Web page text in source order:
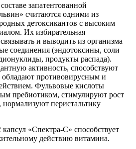
запатентованной
считаются одними из
детоксикантов с высоким
Их избирательная
и выводить из организма
соединения (эндотоксины, соли
продукты распада).
активность, способствуют
обладают противовирусным и
Фульвовые кислоты
пребиотиком, стимулируют рост
перистальтику
«Спектра-С» способствует
действию витамина.